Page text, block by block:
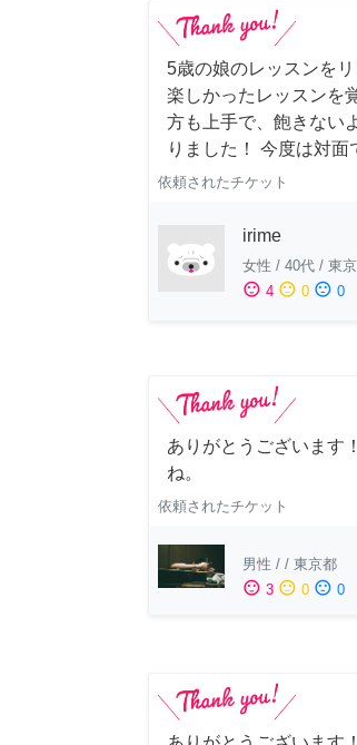
5歳の娘のレッスンを
楽しかったレッスンを
方も上手で、飽きない
りました！ 今度は対面
依頼されたチケット
irime
女性 / 40代 / 東
sentiment_satisfied 4 sentiment_neutral 0 sentiment_dissatisfied 0
ありがとうございます
ね。
依頼されたチケット
男性 / / 東京都
sentiment_satisfied 3 sentiment_neutral 0 sentiment_dissatisfied 0